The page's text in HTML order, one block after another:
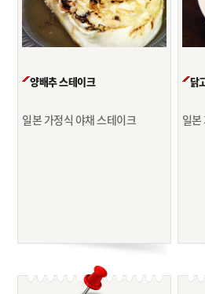
양배추 스테이크
일본 가정식 야채 스테이크
닭
일본